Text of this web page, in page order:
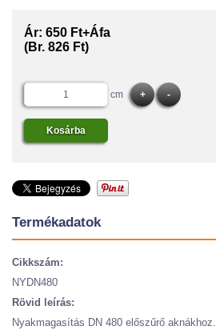
Ár: 650 Ft+Áfa
(Br. 826 Ft)
cm
Termékadatok
Cikkszám:
NYDN480
Rövid leírás:
Nyakmagasítás DN 480 előszűrő aknákhoz.